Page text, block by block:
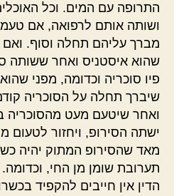
התרופה עם המים. וכל
ושותה אותם לרפואה, אם
מברך עליהם תחלה וסוף. ואם
שהוא איסטניס ואחר ששותה
פיו סוכריה וכדומה, מפני
שיברך תחלה על הסוכריה
ואחר שיטעם מעט מהסוכריה
ישתה הסירופ, ויחזור לטעום
מאד שהסירופ המתוק יהיה
תערובת שומן מן החי,
הדין אין חייבים להקפיד